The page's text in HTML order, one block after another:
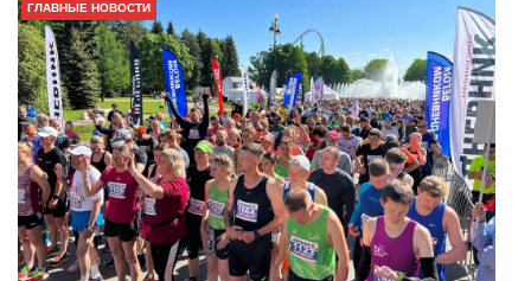
ГЛАВНЫЕ НОВОСТИ